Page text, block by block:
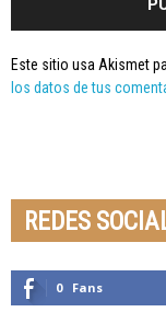
Este sitio usa Akismet
los datos de tus
REDES
0 Fans